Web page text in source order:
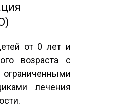
от 0 лет и
возраста с
лечения